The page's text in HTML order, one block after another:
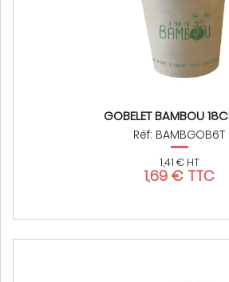
GOBELET BAMBOU
Réf: BAMBGOB6T
1,41 € HT
1,69 € TTC